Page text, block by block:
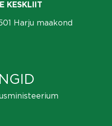
KESKLIIT
Harju maakond